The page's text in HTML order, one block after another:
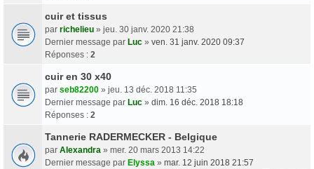
cuir et tissus
par richelieu » jeu. 30 janv. 2020 21:38
Dernier message par Luc » ven. 31 janv. 2020 09:37
Réponses : 2
cuir en 30 x40
par seb82200 » jeu. 13 déc. 2018 11:35
Dernier message par Luc » dim. 16 déc. 2018 18:18
Réponses : 2
Tannerie RADERMECKER - Belgique
par Alexandra » mer. 20 mars 2013 14:22
Dernier message par Elyssa » mar. 12 juin 2018 21:57